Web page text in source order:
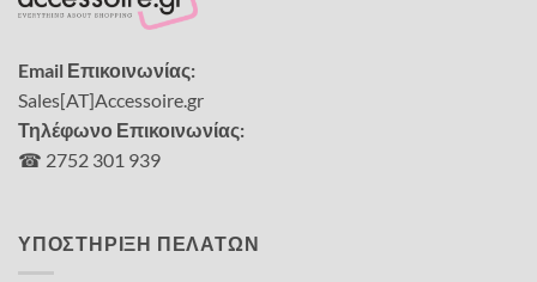
Email Επικοινωνίας:
Sales[AT]Accessoire.gr
Τηλέφωνο Επικοινωνίας:
☎ 2752 301 939
ΥΠΟΣΤΗΡΙΞΗ ΠΕΛΑΤΩΝ